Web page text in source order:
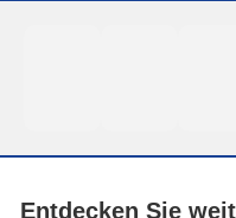
Entdecken Sie